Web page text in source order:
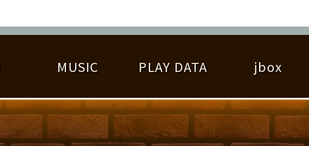
基本の遊び方 遊び方ガ
MUSIC
遊べる楽曲 アーティスト
PLAY DATA
EMBLEM ゆびベル
jbox
バル一覧 逆ライバル一覧 ライバル比較
大会参加 大会開催 大会参加情報
ORIGINAL HIT CHART BEST SCORE